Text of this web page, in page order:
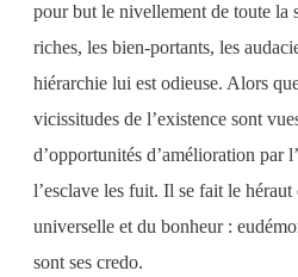
pour but le nivellement de toute la
riches, les bien-portants, les
hiérarchie lui est odieuse. Alors
vicissitudes de l’existence sont
d’opportunités d’amélioration par
l’esclave les fuit. Il se fait le héraut
universelle et du bonheur :
sont ses credo.